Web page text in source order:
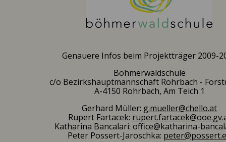
Genauere Infos beim Projektträger 2009-
Böhmerwaldschule
c/o Bezirkshauptmannschaft Rohrbach -
A-4150 Rohrbach, Am Teich 1
Gerhard Müller: g.mueller@chello.at
Rupert Fartacek:
Katharina Bancalari: office@katharina-
Peter Possert-Jaroschka: